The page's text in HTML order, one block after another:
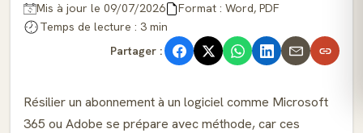
Mis à jour le 09/07/2026
Format : Word, PDF
Temps de lecture : 3 min
Partager :
Résilier un abonnement à un logiciel comme Microsoft
365 ou Adobe se prépare avec méthode, car ces